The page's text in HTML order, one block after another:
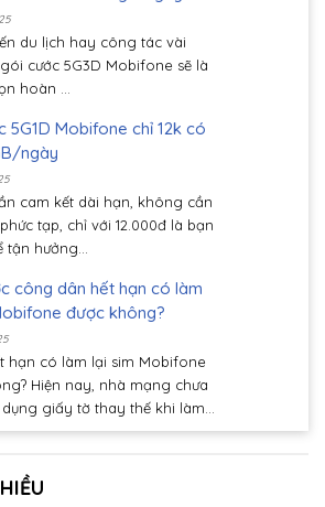
du lịch hay công tác vài
cước 5G3D Mobifone sẽ là
hoàn ...
5G1D Mobifone chỉ 12k có
ngày
cam kết dài hạn, không cần
tạp, chỉ với 12.000đ là bạn
tận hưởng...
công dân hết hạn có làm
được không?
hạn có làm lại sim Mobifone
Hiện nay, nhà mạng chưa
giấy tờ thay thế khi làm...